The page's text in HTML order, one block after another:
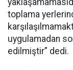
toplama
uygulamadan
edilmiştir” dedi.